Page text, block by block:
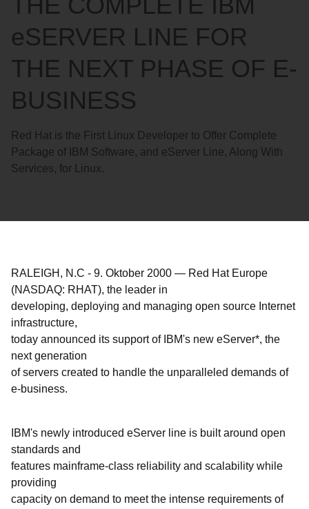
eSERVER LINE FOR
THE NEXT PHASE OF E-
BUSINESS
Red Hat is the First Linux Developer to Offer Complete
Package of IBM Software, and eServer Line, Along With
Services, for Linux.
RALEIGH, N.C - 9. Oktober 2000 — Red Hat Europe
(NASDAQ: RHAT), the leader in
developing, deploying and managing open source Internet
infrastructure,
today announced its support of IBM's new eServer*, the
next generation
of servers created to handle the unparalleled demands of
e-business.
IBM's newly introduced eServer line is built around open
standards and
features mainframe-class reliability and scalability while
providing
capacity on demand to meet the intense requirements of